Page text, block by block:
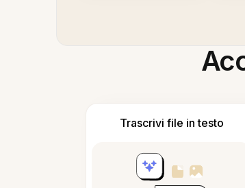
Trascrivi file in testo